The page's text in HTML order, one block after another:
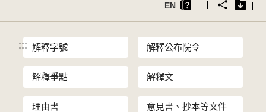
EN
::: 解釋字號 解釋公布院令
解釋爭點 解釋文
理由書 意見書、抄本等文件